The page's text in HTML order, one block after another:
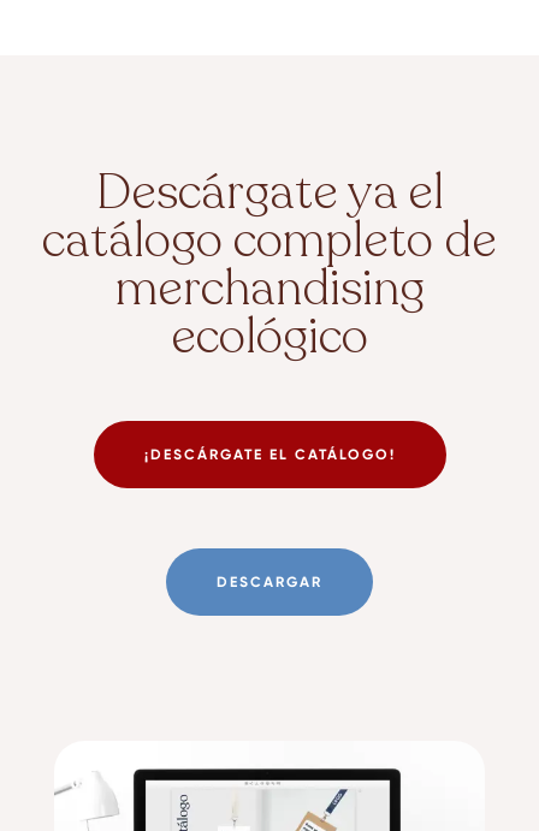
Descárgate ya el
catálogo completo de
merchandising
ecológico
¡DESCÁRGATE EL CATÁLOGO!
DESCARGAR